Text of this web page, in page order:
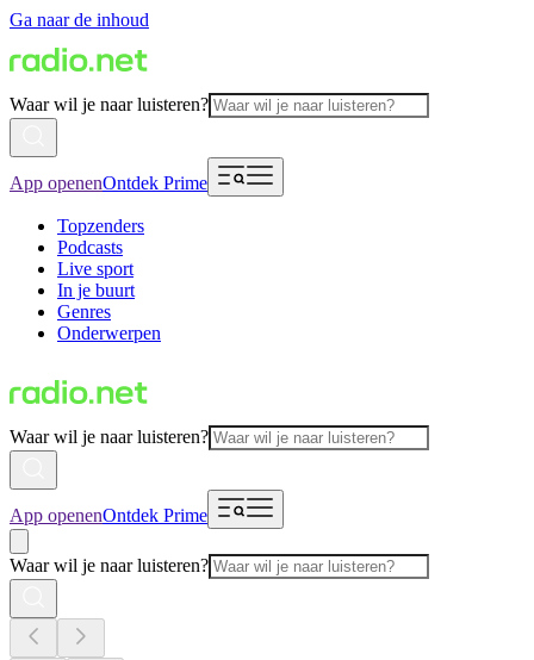
Ga naar de inhoud
Waar wil je naar luisteren?
App openenOntdek Prime
Topzenders
Podcasts
Live sport
In je buurt
Genres
Onderwerpen
Waar wil je naar luisteren?
App openenOntdek Prime
Waar wil je naar luisteren?